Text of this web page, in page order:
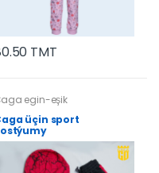
TMT
egin-eşik
üçin sport